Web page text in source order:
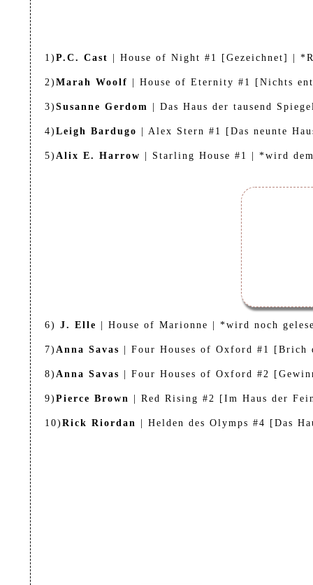
1) P.C. Cast | House of Night #1 [Gezeichnet] |
2) Marah Woolf | House of Eternity #1 [Nichts
3) Susanne Gerdom | Das Haus der tausend
4) Leigh Bardugo | Alex Stern #1 [Das neunte
5) Alix E. Harrow | Starling House #1 | *wird
6) J. Elle | House of Marionne | *wird noch
7) Anna Savas | Four Houses of Oxford #1 [Brich
8) Anna Savas | Four Houses of Oxford #2
9) Pierce Brown | Red Rising #2 [Im Haus der
10) Rick Riordan | Helden des Olymps #4 [Das